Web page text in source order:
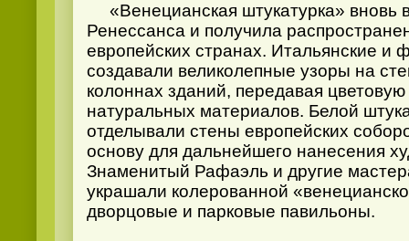
«Венецианская штукатурка» вновь
Ренессанса и получила
европейских странах. Итальянские и
создавали великолепные узоры на
колоннах зданий, передавая цветовую
натуральных материалов. Белой
отделывали стены европейских
основу для дальнейшего нанесения
Знаменитый Рафаэль и другие
украшали колерованной
дворцовые и парковые павильоны.